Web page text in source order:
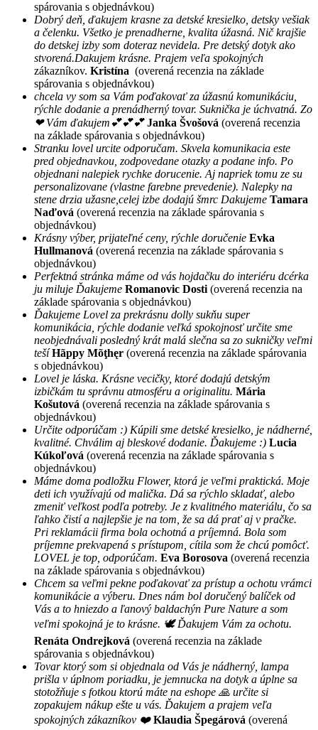
spárovania s objednávkou)
Dobrý deň, ďakujem krasne za detské kresielko, detsky vešiak
a čelenku. Všetko je prenadherne, kvalita úžasná. Nič krajšie
do detskej izby som doteraz nevidela. Pre detský dotyk ako
stvorená.Dakujem krásne. Prajem veľa spokojných
zákazníkov. Kristína (overená recenzia na základe
spárovania s objednávkou)
chcela vy som sa Vám poďakovať za úžasnú komunikáciu,
rýchle dodanie a prenádherný tovar. Suknička je úchvatná. Zo
❤ Vám ďakujem💕💕💕 Janka Švošová (overená recenzia
na základe spárovania s objednávkou)
Stranku lovel urcite odporučam. Skvela komunikacia este
pred objednavkou, zodpovedane otazky a podane info. Po
objednani nalepiek rychke dorucenie. Aj napriek tomu ze su
personalizovane (vlastne farebne prevedenie). Nalepky na
stene drzia užasne,celej izbe dodajú šmrc Dakujeme Tamara
Naďová (overená recenzia na základe spárovania s
objednávkou)
Krásny výber, prijateľné ceny, rýchle doručenie Evka
Hullmanová (overená recenzia na základe spárovania s
objednávkou)
Perfektná stránka máme od vás hojdačku do interiéru dcérka
ju miluje Ďakujeme Romanovic Dosti (overená recenzia na
základe spárovania s objednávkou)
Ďakujeme Lovel za prekrásnu dolly sukňu super
komunikácia, rýchle dodanie veľká spokojnosť určite sme
neobjednávali posledný krát malá slečna sa zo sukničky veľmi
tešíHãppy Mõţhęr (overená recenzia na základe spárovania
s objednávkou)
Lovel je láska. Krásne vecičky, ktoré dodajú detským
izbičkám tu správnu atmosféru a originalitu. Mária
Košutová (overená recenzia na základe spárovania s
objednávkou)
Určite odporúčam :) Kúpili sme detské kresielko, je nádherné,
kvalitné. Chválim aj bleskové dodanie. Ďakujeme :) Lucia
Kúkoľová (overená recenzia na základe spárovania s
objednávkou)
Máme doma podložku Flower, ktorá je veľmi praktická. Moje
deti ich využívajú od malička. Dá sa rýchlo skladať, alebo
zmeniť veľkost podľa potreby. Je z kvalitného materiálu, čo sa
ľahko čistí a najlepšie je na tom, že sa dá prať aj v pračke.
Pri reklamácii firma bola ochotná a príjemná. Bola som
príjemne prekvapená s prístupom, cítila som že chcú pomôcť.
LOVEL je top, odporúčam. Eva Borosova (overená recenzia
na základe spárovania s objednávkou)
Chcem sa veľmi pekne poďakovať za prístup a ochotu vrámci
komunikácie a výberu. Dnes nám bol doručený balíček od
Vás a to hniezdo a ľanový baldachýn Pure Nature a som
veľmi spokojná je to krásne. 🕊 Ďakujem Vám za ochotu.
Renáta Ondrejková (overená recenzia na základe
spárovania s objednávkou)
Tovar ktorý som si objednala od Vás je nádherný, lampa
prišla v úplnom poriadku, je jemnucka na dotyk a úplne sa
stotožňuje s fotkou ktorú máte na eshope 🙏 určite si
zopakujem nákup ešte u vás. Ďakujem a prajem veľa
spokojných zákazníkov ❤️ Klaudia Špegárová (overená